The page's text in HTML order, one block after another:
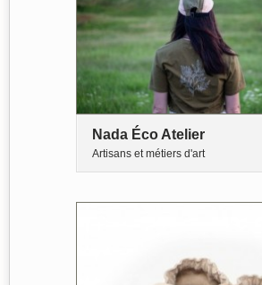
Nada Éco Atelier
Artisans et métiers d'art